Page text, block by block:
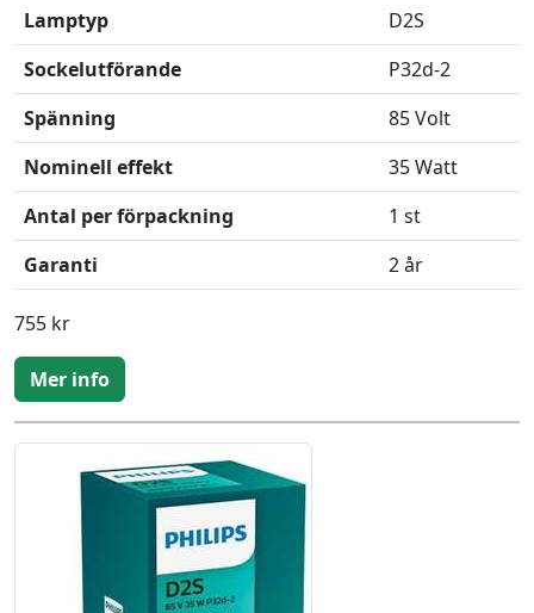
Lamptyp
D2S
Sockelutförande
P32d-2
Spänning
85 Volt
Nominell effekt
35 Watt
Antal per förpackning
1 st
Garanti
2 år
755 kr
Mer info